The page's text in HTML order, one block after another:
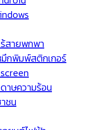
ร้สายพกพา
กพิมพ์สติกเกอร์
าษความร้อน
ชน